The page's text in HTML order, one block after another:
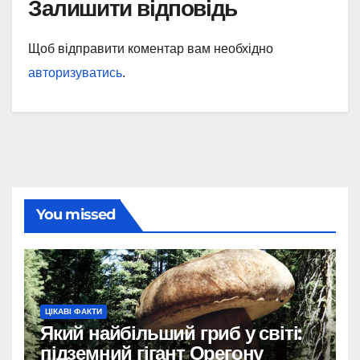
Залишити відповідь
Щоб відправити коментар вам необхідно
авторизуватись.
You missed
ЦІКАВІ ФАКТИ
Який найбільший гриб у світі:
підземний гігант Орегону